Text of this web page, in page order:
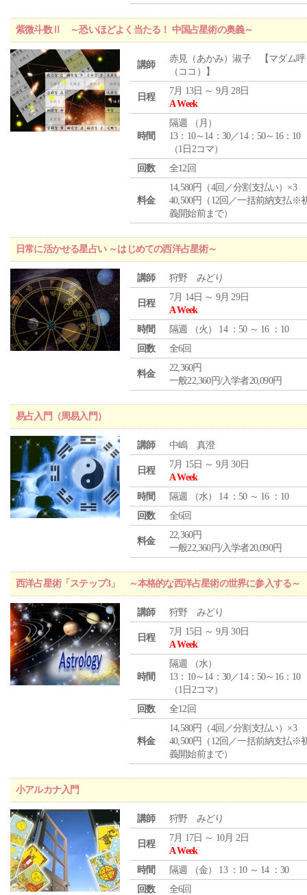
紫微斗数Ⅱ ～恐いほどよく当たる！ 中国占星術の奥義～
講師
赤見（あかみ）淑子 【マダム呼
（ココ）】
日程
7月 13日 ～ 9月 28日
A Week
時間
隔週 （ 月 ）
13：10～14：30／14：50～16：10
（1日2コマ）
回数
全12回
料金
14,580円（4回／分割支払い）×3
40,500円（12回／一括前納支払※
義開始前まで）
日常に活かせる星占い ～はじめての西洋占星術～
講師 狩野 みどり
日程
7月 14日 ～ 9月 29日
A Week
時間
隔週 （火 ） 14 ：50 ～ 16 ：10
回数
全6回
料金
22,360円
一般22,360円/入学者20,090円
易占入門（周易入門）
講師 中嶋 真澄
日程
7月 15日 ～ 9月 30日
A Week
時間
隔週 （水） 14 ：50 ～ 16 ：10
回数
全6回
料金
22,360円
一般22,360円/入学者20,090円
西洋占星術「ステップ3」 ～本格的な西洋占星術の世界に参入する～
講師 狩野 みどり
日程
7月 15日 ～ 9月 30日
A Week
時間
隔週 （水）
13：10～14：30／14：50～16：10
（1日2コマ）
回数
全12回
料金
14,580円（4回／分割支払い）×3
40,500円（12回／一括前納支払※
義開始前まで）
小アルカナ入門
講師 狩野 みどり
日程
7月 17日 ～ 10月 2日
A Week
時間
隔週 （金） 13 ：10 ～ 14 ：30
回数
全6回